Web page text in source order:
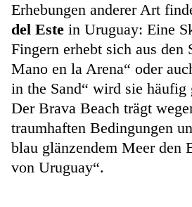
Erhebungen anderer Art
del Este in Uruguay: Eine
Fingern erhebt sich aus den
Mano en la Arena“ oder
in the Sand“ wird sie häufig
Der Brava Beach trägt
traumhaften Bedingungen
blau glänzendem Meer den
von Uruguay“.